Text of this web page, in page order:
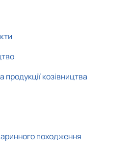
козівництва
походження